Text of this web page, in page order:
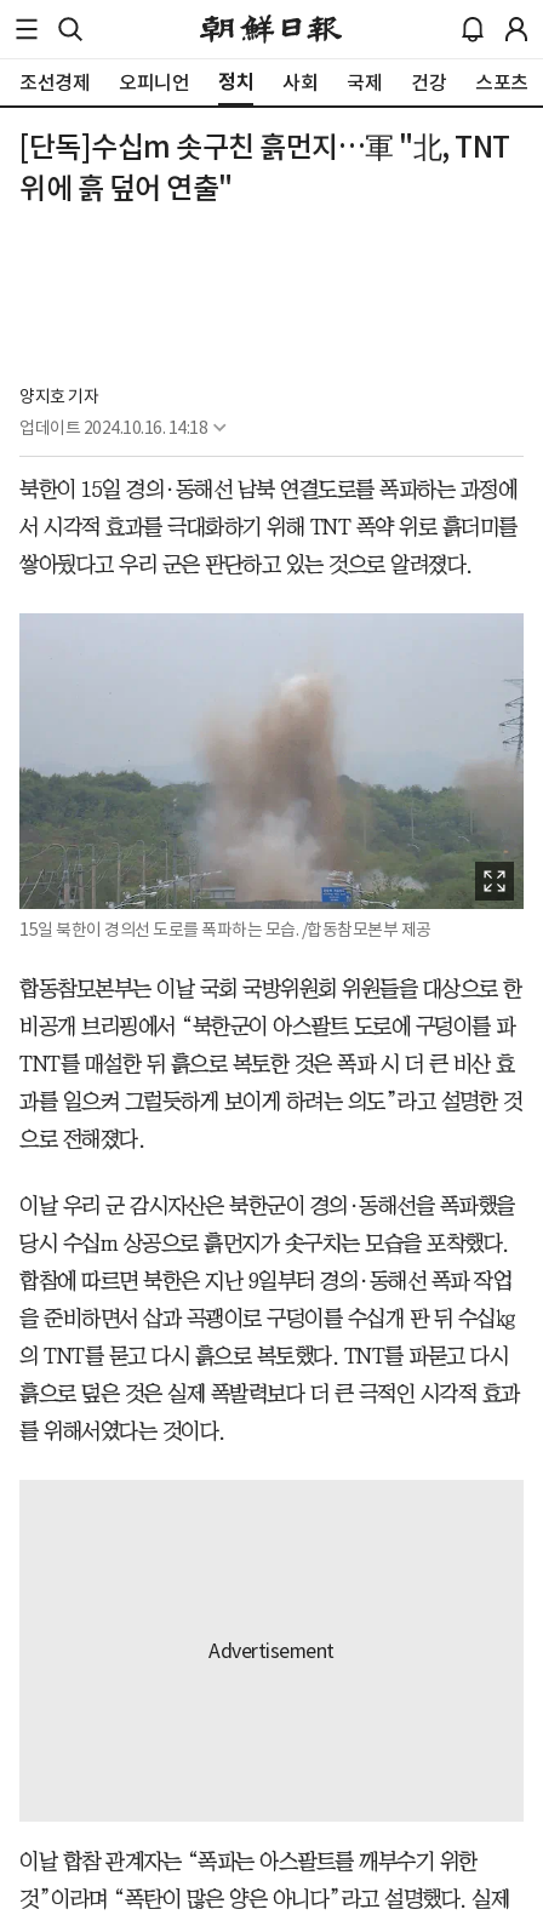
조선경제 오피니언 정치 사회 국제 건강 스포츠
[단독]수십m 솟구친 흙먼지…軍 "北, TNT
위에 흙 덮어 연출"
양지호 기자
업데이트 2024.10.16. 14:18
북한이 15일 경의·동해선 남북 연결도로를 폭파하는 과정에
서 시각적 효과를 극대화하기 위해 TNT 폭약 위로 흙더미를
쌓아뒀다고 우리 군은 판단하고 있는 것으로 알려졌다.
15일 북한이 경의선 도로를 폭파하는 모습. /합동참모본부 제공
합동참모본부는 이날 국회 국방위원회 위원들을 대상으로 한
비공개 브리핑에서 “북한군이 아스팔트 도로에 구덩이를 파
TNT를 매설한 뒤 흙으로 복토한 것은 폭파 시 더 큰 비산 효
과를 일으켜 그럴듯하게 보이게 하려는 의도”라고 설명한 것
으로 전해졌다.
이날 우리 군 감시자산은 북한군이 경의·동해선을 폭파했을
당시 수십m 상공으로 흙먼지가 솟구치는 모습을 포착했다.
합참에 따르면 북한은 지난 9일부터 경의·동해선 폭파 작업
을 준비하면서 삽과 곡괭이로 구덩이를 수십개 판 뒤 수십㎏
의 TNT를 묻고 다시 흙으로 복토했다. TNT를 파묻고 다시
흙으로 덮은 것은 실제 폭발력보다 더 큰 극적인 시각적 효과
를 위해서였다는 것이다.
이날 합참 관계자는 “폭파는 아스팔트를 깨부수기 위한
것”이라며 “폭탄이 많은 양은 아니다”라고 설명했다. 실제